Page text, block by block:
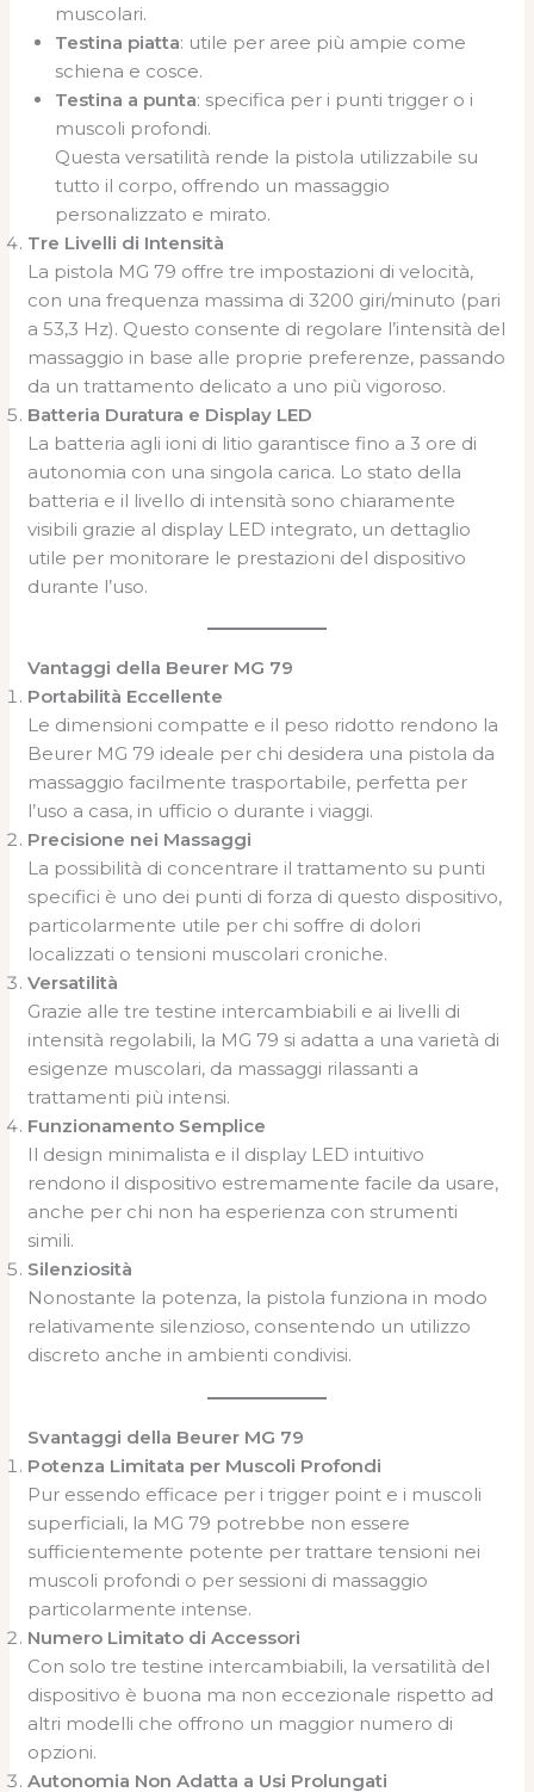
muscolari.
Testina piatta: utile per aree più ampie come
schiena e cosce.
Testina a punta: specifica per i punti trigger o i
muscoli profondi.
Questa versatilità rende la pistola utilizzabile su
tutto il corpo, offrendo un massaggio
personalizzato e mirato.
Tre Livelli di Intensità
La pistola MG 79 offre tre impostazioni di velocità,
con una frequenza massima di 3200 giri/minuto (pari
a 53,3 Hz). Questo consente di regolare l’intensità del
massaggio in base alle proprie preferenze, passando
da un trattamento delicato a uno più vigoroso.
Batteria Duratura e Display LED
La batteria agli ioni di litio garantisce fino a 3 ore di
autonomia con una singola carica. Lo stato della
batteria e il livello di intensità sono chiaramente
visibili grazie al display LED integrato, un dettaglio
utile per monitorare le prestazioni del dispositivo
durante l’uso.
Vantaggi della Beurer MG 79
Portabilità Eccellente
Le dimensioni compatte e il peso ridotto rendono la
Beurer MG 79 ideale per chi desidera una pistola da
massaggio facilmente trasportabile, perfetta per
l’uso a casa, in ufficio o durante i viaggi.
Precisione nei Massaggi
La possibilità di concentrare il trattamento su punti
specifici è uno dei punti di forza di questo dispositivo,
particolarmente utile per chi soffre di dolori
localizzati o tensioni muscolari croniche.
Versatilità
Grazie alle tre testine intercambiabili e ai livelli di
intensità regolabili, la MG 79 si adatta a una varietà di
esigenze muscolari, da massaggi rilassanti a
trattamenti più intensi.
Funzionamento Semplice
Il design minimalista e il display LED intuitivo
rendono il dispositivo estremamente facile da usare,
anche per chi non ha esperienza con strumenti
simili.
Silenziosità
Nonostante la potenza, la pistola funziona in modo
relativamente silenzioso, consentendo un utilizzo
discreto anche in ambienti condivisi.
Svantaggi della Beurer MG 79
Potenza Limitata per Muscoli Profondi
Pur essendo efficace per i trigger point e i muscoli
superficiali, la MG 79 potrebbe non essere
sufficientemente potente per trattare tensioni nei
muscoli profondi o per sessioni di massaggio
particolarmente intense.
Numero Limitato di Accessori
Con solo tre testine intercambiabili, la versatilità del
dispositivo è buona ma non eccezionale rispetto ad
altri modelli che offrono un maggior numero di
opzioni.
Autonomia Non Adatta a Usi Prolungati